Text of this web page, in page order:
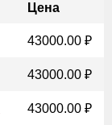
Цена
43000.00 ₽
43000.00 ₽
43000.00 ₽